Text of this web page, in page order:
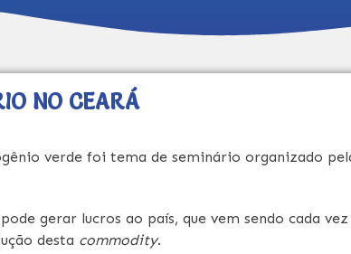
NO CEARÁ
verde foi tema de seminário organizado
gerar lucros ao país, que vem sendo cada vez
desta commodity.